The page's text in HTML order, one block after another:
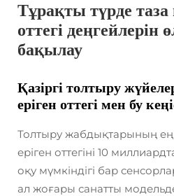
Тұрақты түрде
оттегі деңгейлерін
бақылау
Қазіргі толтыру
еріген оттегі мен бу
Толтыру жабдықтарының
еріген оттегіні 10
оқу мүмкіндігі бар
ал жоғары санатты